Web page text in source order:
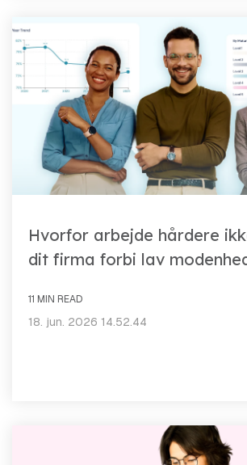
Hvorfor arbejde hårdere
dit firma forbi lav
11 MIN READ
18. jun. 2026 14.52.44